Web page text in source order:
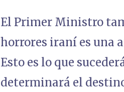
El Primer Ministro
horrores iraní es una
Esto es lo que
determinará el